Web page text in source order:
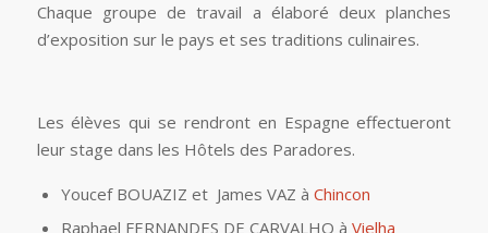
Chaque groupe de travail a élaboré deux planches
d’exposition sur le pays et ses traditions culinaires.
Les élèves qui se rendront en Espagne effectueront
leur stage dans les Hôtels des Paradores.
Youcef BOUAZIZ et James VAZ à Chincon
Raphael FERNANDES DE CARVALHO à Vielha